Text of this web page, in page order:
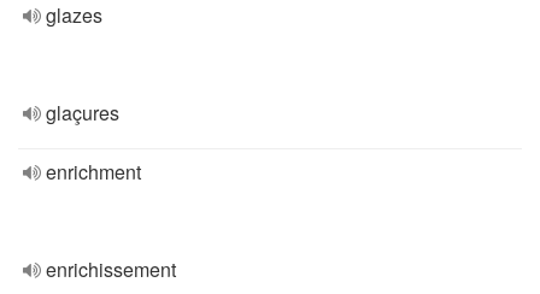
glazes
glaçures
enrichment
enrichissement